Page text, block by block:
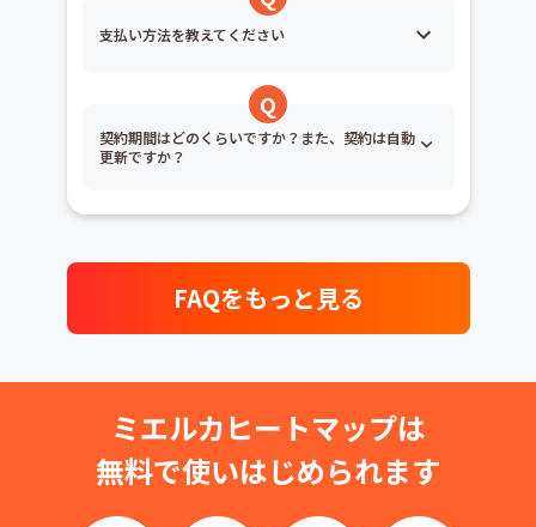
支払い方法を教えてください
契約期間はどのくらいですか？また、契約は自動
更新ですか？
FAQをもっと見る
ミエルカヒートマップは
無料で使いはじめられます